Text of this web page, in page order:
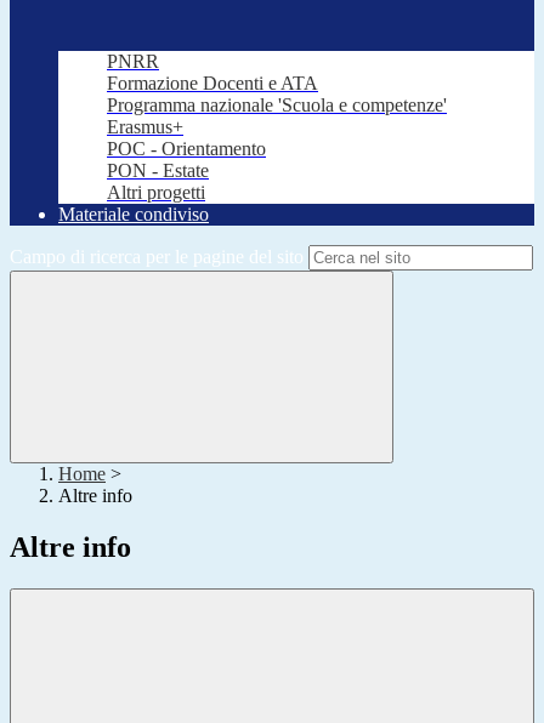
PNRR
Formazione Docenti e ATA
Programma nazionale 'Scuola e competenze'
Erasmus+
POC - Orientamento
PON - Estate
Altri progetti
Materiale condiviso
Campo di ricerca per le pagine del sito
Home >
Altre info
Altre info